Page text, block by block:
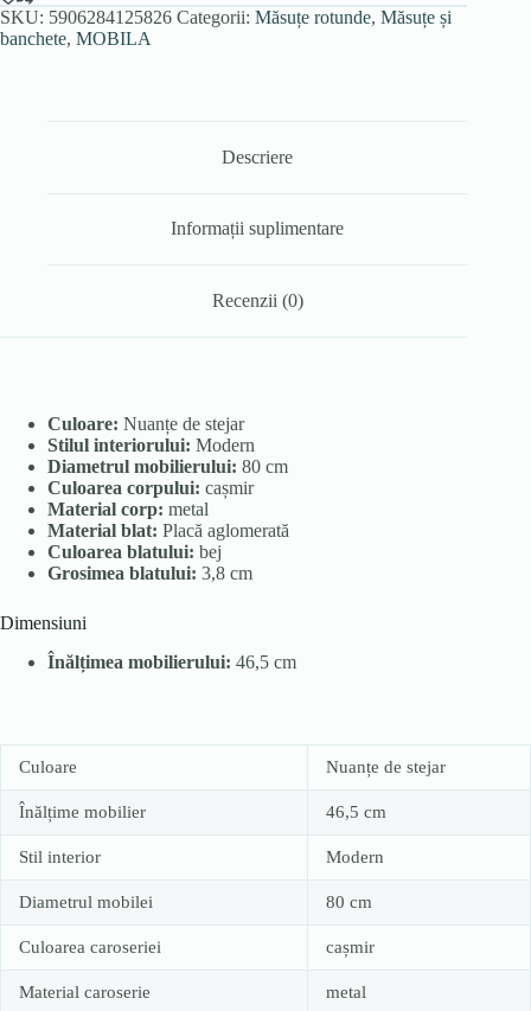
SKU: 5906284125826 Categorii: Măsuțe rotunde, Măsuțe și
banchete, MOBILA
Descriere
Informații suplimentare
Recenzii (0)
Culoare: Nuanțe de stejar
Stilul interiorului: Modern
Diametrul mobilierului: 80 cm
Culoarea corpului: cașmir
Material corp: metal
Material blat: Placă aglomerată
Culoarea blatului: bej
Grosimea blatului: 3,8 cm
Dimensiuni
Înălțimea mobilierului: 46,5 cm
Culoare Nuanțe de stejar
Înălțime mobilier 46,5 cm
Stil interior Modern
Diametrul mobilei 80 cm
Culoarea caroseriei cașmir
Material caroserie metal